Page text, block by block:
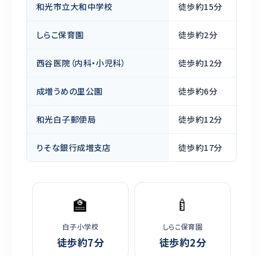
和光市立大和中学校 徒歩約15分
しらこ保育園 徒歩約2分
西谷医院（内科・小児科） 徒歩約12分
成増うめの里公園 徒歩約6分
和光白子郵便局 徒歩約12分
りそな銀行成増支店 徒歩約17分
🏫
白子小学校
徒歩約7分
🍼
しらこ保育園
徒歩約2分